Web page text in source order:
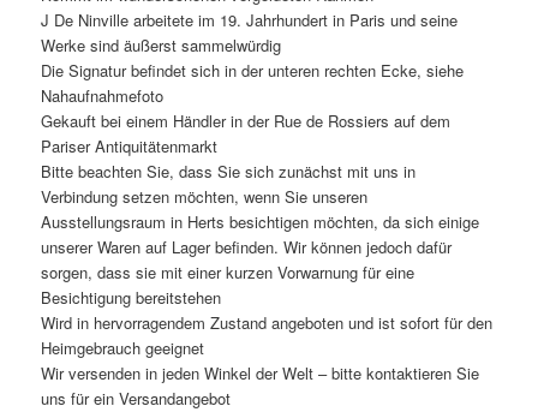
J De Ninville arbeitete im 19. Jahrhundert in Paris und seine
Werke sind äußerst sammelwürdig
Die Signatur befindet sich in der unteren rechten Ecke, siehe
Nahaufnahmefoto
Gekauft bei einem Händler in der Rue de Rossiers auf dem
Pariser Antiquitätenmarkt
Bitte beachten Sie, dass Sie sich zunächst mit uns in
Verbindung setzen möchten, wenn Sie unseren
Ausstellungsraum in Herts besichtigen möchten, da sich einige
unserer Waren auf Lager befinden. Wir können jedoch dafür
sorgen, dass sie mit einer kurzen Vorwarnung für eine
Besichtigung bereitstehen
Wird in hervorragendem Zustand angeboten und ist sofort für den
Heimgebrauch geeignet
Wir versenden in jeden Winkel der Welt – bitte kontaktieren Sie
uns für ein Versandangebot